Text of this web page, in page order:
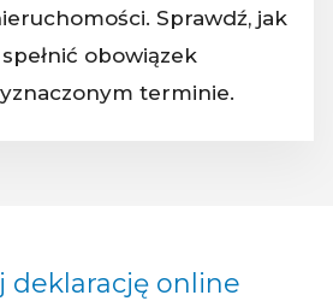
Sprawdź, jak
obowiązek
terminie.
deklarację online